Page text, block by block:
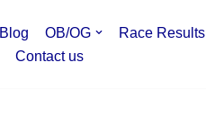
Blog OB/OG
Race Results
Contact us